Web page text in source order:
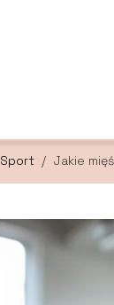
Sport / Jakie